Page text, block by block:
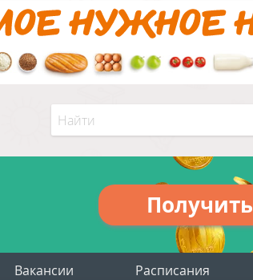
Получить
Вакансии Расписания